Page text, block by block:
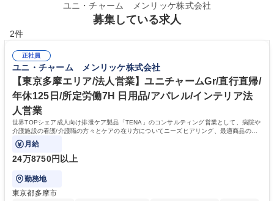
ユニ・チャーム メンリッケ株式会社
募集している求人
2件
正社員
ユニ・チャーム メンリッケ株式会社
【東京多摩エリア/法人営業】ユニチャームGr/直行直帰/
年休125日/所定労働7H 日用品/アパレル/インテリア法
人営業
世界TOPシェア成人向け排泄ケア製品「TENA」のコンサルティング営業として、病院や
介護施設の看護/介護職の方々とケアの在り方についてニーズヒアリング、最適商品の提
案･ケア全般のアドバイスを担当頂きます。
月給
24万8750円以上
勤務地
東京都多摩市